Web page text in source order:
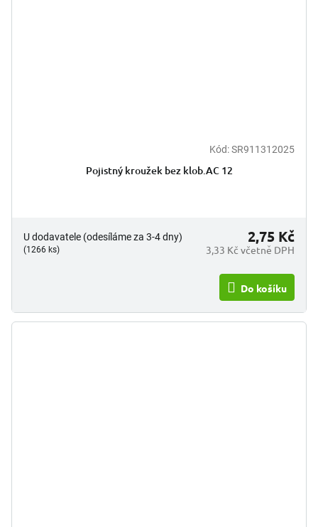
Kód:SR911312025
Pojistný kroužek bez klob.AC 12
U dodavatele (odesíláme za 3-4 dny)
(1266 ks) 3,33 Kč včetně DPH
2,75 Kč
Do košíku